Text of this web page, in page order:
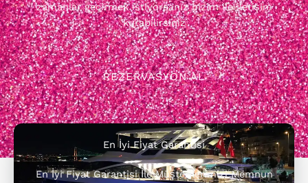
zamanlar geçirmek istiyorsanız bizim ile iletişim
kurabilirsiniz
REZERVASYON AL
En İyi Fiyat Garantisi
En İyi Fiyat Garantisi İle Müşterilerimizi Memnun